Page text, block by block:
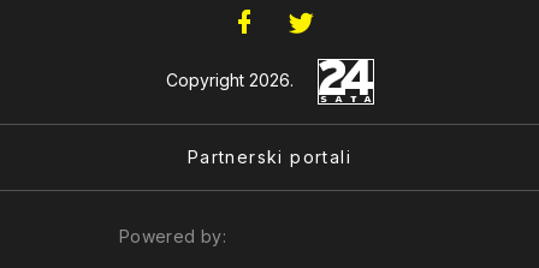
Copyright 2026.
Partnerski portali
Powered by: